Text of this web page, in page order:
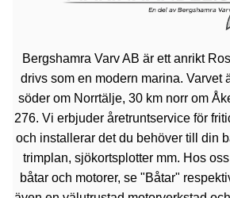
Bergshamra Varv AB är ett anrikt
drivs som en modern marina. Varvet
söder om Norrtälje, 30 km norr om
276. Vi erbjuder åretruntservice för
och installerar det du behöver till din
trimplan, sjökortsplotter mm. Hos
båtar och motorer, se "Båtar"